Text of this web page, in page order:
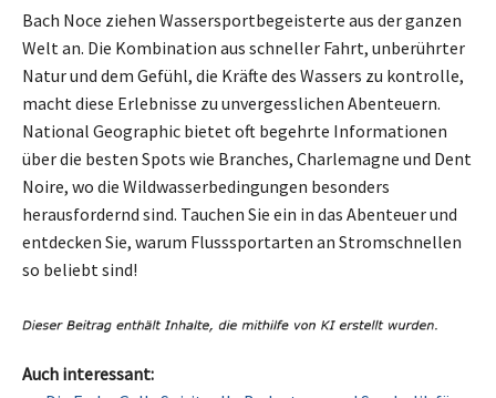
Bach Noce ziehen Wassersportbegeisterte aus der ganzen
Welt an. Die Kombination aus schneller Fahrt, unberührter
Natur und dem Gefühl, die Kräfte des Wassers zu kontrolle,
macht diese Erlebnisse zu unvergesslichen Abenteuern.
National Geographic bietet oft begehrte Informationen
über die besten Spots wie Branches, Charlemagne und Dent
Noire, wo die Wildwasserbedingungen besonders
herausfordernd sind. Tauchen Sie ein in das Abenteuer und
entdecken Sie, warum Flusssportarten an Stromschnellen
so beliebt sind!
Auch interessant: